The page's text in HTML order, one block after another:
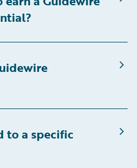
to a specific